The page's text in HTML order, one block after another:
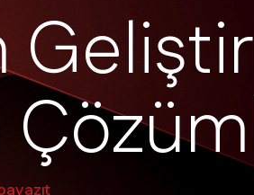
Geliştir
Çözüm